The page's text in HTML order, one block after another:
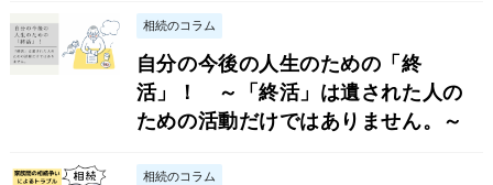
相続のコラム
自分の今後の人生のための「終
活」！ ～「終活」は遺された人の
ための活動だけではありません。～
相続のコラム